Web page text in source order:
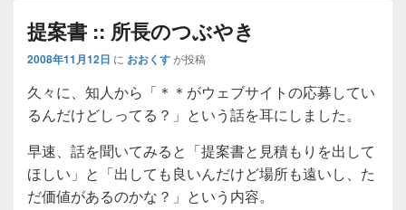
提案書 :: 所長のつぶやき
2008年11月12日 に おおくすが投稿
久々に、知人から「＊＊がウェブサイトの応募してい
るんだけどしってる？」という話を耳にしました。
早速、話を聞いてみると「提案書と見積もりを出して
ほしい」と「出しても良いんだけど場所も遠いし、た
だ価値があるのかな？」という内容。